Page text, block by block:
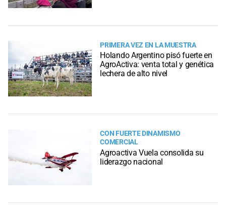
PRIMERA VEZ EN LA MUESTRA
Holando Argentino pisó fuerte en
AgroActiva: venta total y genética
lechera de alto nivel
CON FUERTE DINAMISMO
COMERCIAL
Agroactiva Vuela consolida su
liderazgo nacional